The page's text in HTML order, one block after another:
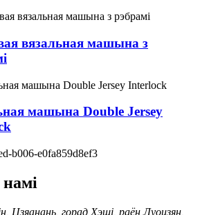
вязальная машына з
машына Double Jersey
Цзяанань, горад Хэші, раён Луоцзян,